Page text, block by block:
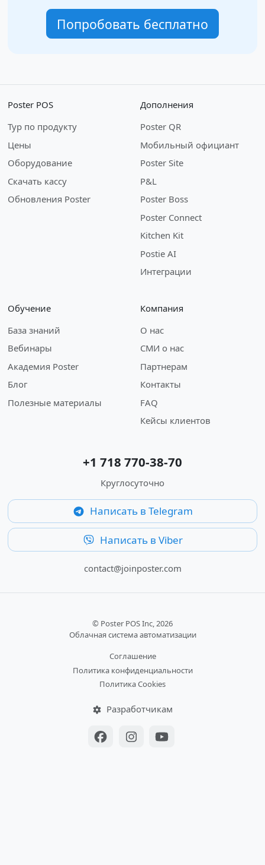
Попробовать бесплатно
Poster POS
Тур по продукту
Цены
Оборудование
Скачать кассу
Обновления Poster
Дополнения
Poster QR
Мобильный официант
Poster Site
P&L
Poster Boss
Poster Connect
Kitchen Kit
Postie AI
Интеграции
Обучение
База знаний
Вебинары
Академия Poster
Блог
Полезные материалы
Компания
О нас
СМИ о нас
Партнерам
Контакты
FAQ
Кейсы клиентов
+1 718 770-38-70
Круглосуточно
Написать в Telegram
Написать в Viber
contact@joinposter.com
© Poster POS Inc, 2026
Облачная система автоматизации
Соглашение
Политика конфиденциальности
Политика Cookies
Разработчикам